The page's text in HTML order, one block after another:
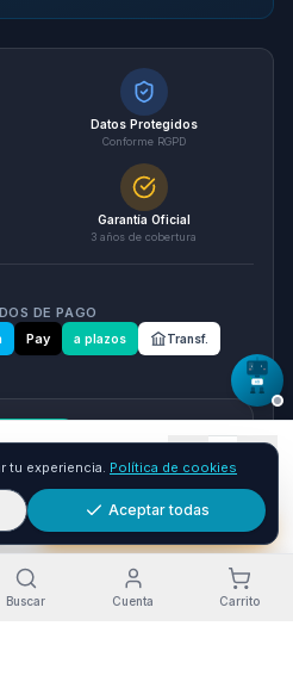
48h
Comprar ya
Datos Protegidos
Conforme RGPD
Garantía Oficial
3 años de cobertura
DE PAGO
Pay a plazos Transf.
con seQura
o 12 plazos. Financiacion sujeta
Sin papeleo y con respuesta
funciona
tu experiencia. Política de cookies
Aceptar todas
Buscar Cuenta Carrito